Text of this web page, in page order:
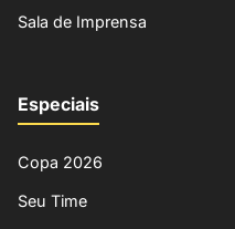
Sala de Imprensa
Especiais
Copa 2026
Seu Time